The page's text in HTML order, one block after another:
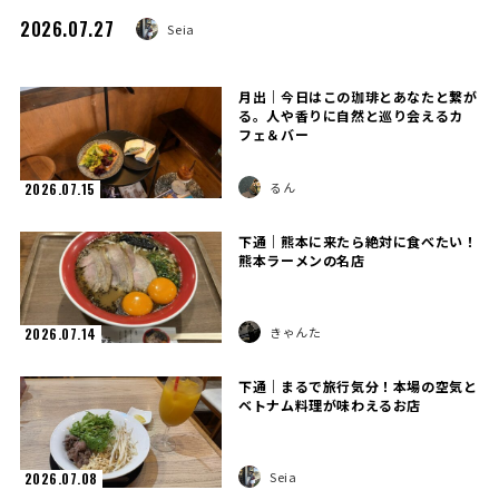
2026.07.27 Seia
2026.07.15
月出｜今日はこの珈琲とあなたと繋が
る。人や香りに自然と巡り会えるカ
フェ＆バー
るん
2026.07.14
下通｜熊本に来たら絶対に食べたい！
熊本ラーメンの名店
きゃんた
2026.07.08
下通｜まるで旅行気分！本場の空気と
ベトナム料理が味わえるお店
Seia